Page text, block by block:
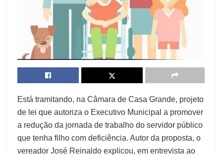
Está tramitando, na Câmara de Casa Grande, projeto
de lei que autoriza o Executivo Municipal a promover
a redução da jornada de trabalho do servidor público
que tenha filho com deficiência. Autor da proposta, o
vereador José Reinaldo explicou, em entrevista ao